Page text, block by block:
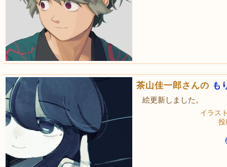
茶山佳一郎さんの も
絵更新しました。
イラス
投